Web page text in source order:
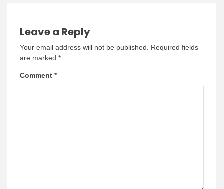
Leave a Reply
Your email address will not be published.
Required fields
are marked *
Comment *